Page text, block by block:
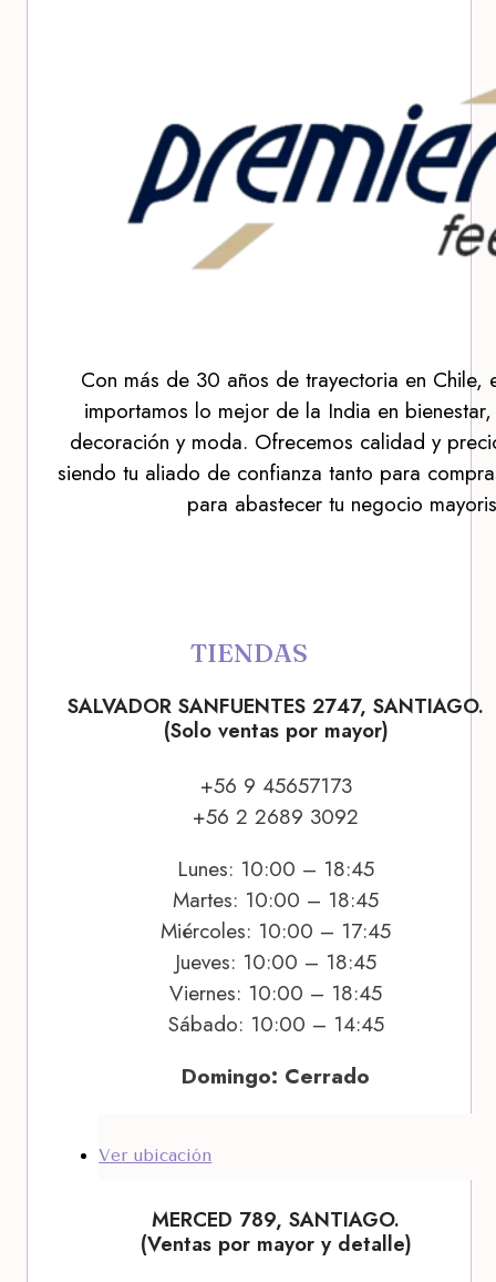
Con más de 30 años de trayectoria en Chile,
importamos lo mejor de la India en
decoración y moda. Ofrecemos calidad y
siendo tu aliado de confianza tanto para
para abastecer tu negocio
TIENDAS
SALVADOR SANFUENTES 2747, SANTIAGO.
(Solo ventas por mayor)
+56 9 45657173
+56 2 2689 3092
Lunes: 10:00 – 18:45
Martes: 10:00 – 18:45
Miércoles: 10:00 – 17:45
Jueves: 10:00 – 18:45
Viernes: 10:00 – 18:45
Sábado: 10:00 – 14:45
Domingo: Cerrado
Ver ubicación
MERCED 789, SANTIAGO.
(Ventas por mayor y detalle)